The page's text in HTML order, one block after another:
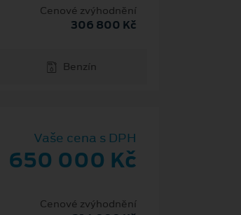
Cenové zvýhodnění
306 800 Kč
Benzín
Vaše cena s DPH
650 000 Kč
Cenové zvýhodnění